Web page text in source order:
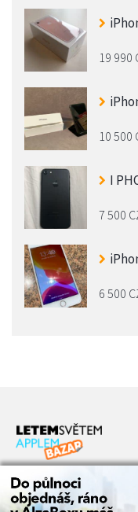
19 990
10 500
I
7 500
6 500